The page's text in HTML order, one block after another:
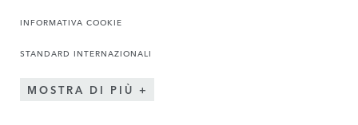
INFORMATIVA COOKIE
STANDARD INTERNAZIONALI
MOSTRA DI PIÙ